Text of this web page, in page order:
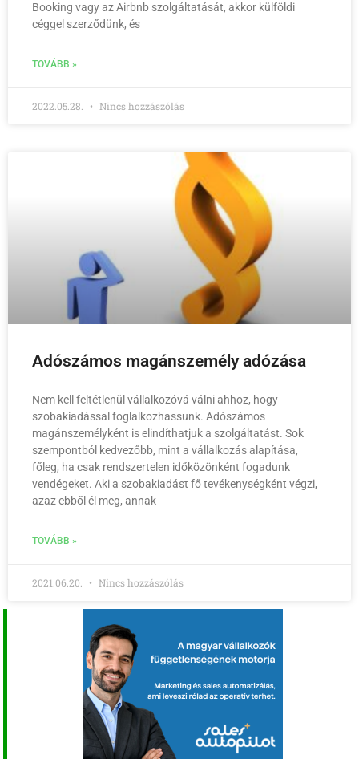
Booking vagy az Airbnb szolgáltatását, akkor külföldi
céggel szerződünk, és
TOVÁBB »
2022.05.28. Nincs hozzászólás
Adószámos magánszemély adózása
Nem kell feltétlenül vállalkozóvá válni ahhoz, hogy
szobakiadással foglalkozhassunk. Adószámos
magánszemélyként is elindíthatjuk a szolgáltatást. Sok
szempontból kedvezőbb, mint a vállalkozás alapítása,
főleg, ha csak rendszertelen időközönként fogadunk
vendégeket. Aki a szobakiadást fő tevékenységként végzi,
azaz ebből él meg, annak
TOVÁBB »
2021.06.20. Nincs hozzászólás